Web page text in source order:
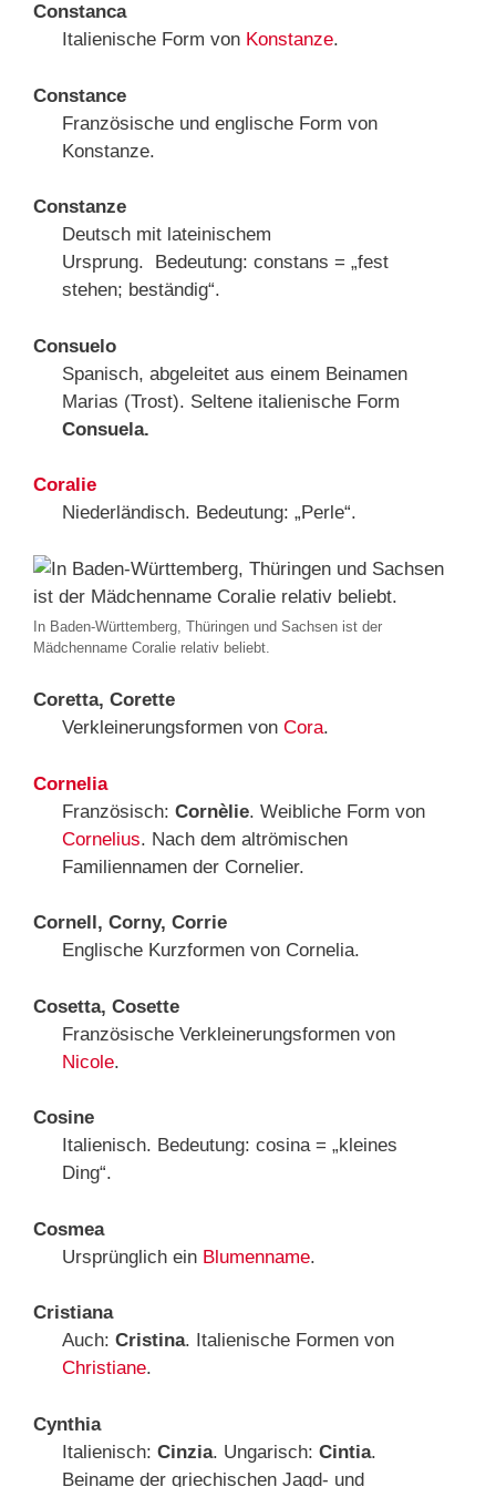
Constanca
Italienische Form von Konstanze.
Constance
Französische und englische Form von
Konstanze.
Constanze
Deutsch mit lateinischem
Ursprung. Bedeutung: constans = „fest
stehen; beständig“.
Consuelo
Spanisch, abgeleitet aus einem Beinamen
Marias (Trost). Seltene italienische Form
Consuela.
Coralie
Niederländisch. Bedeutung: „Perle“.
In Baden-Württemberg, Thüringen und Sachsen ist der
Mädchenname Coralie relativ beliebt.
Coretta, Corette
Verkleinerungsformen von Cora.
Cornelia
Französisch: Cornèlie. Weibliche Form von
Cornelius. Nach dem altrömischen
Familiennamen der Cornelier.
Cornell, Corny, Corrie
Englische Kurzformen von Cornelia.
Cosetta, Cosette
Französische Verkleinerungsformen von
Nicole.
Cosine
Italienisch. Bedeutung: cosina = „kleines
Ding“.
Cosmea
Ursprünglich ein Blumenname.
Cristiana
Auch: Cristina. Italienische Formen von
Christiane.
Cynthia
Italienisch: Cinzia. Ungarisch: Cintia.
Beiname der griechischen Jagd- und